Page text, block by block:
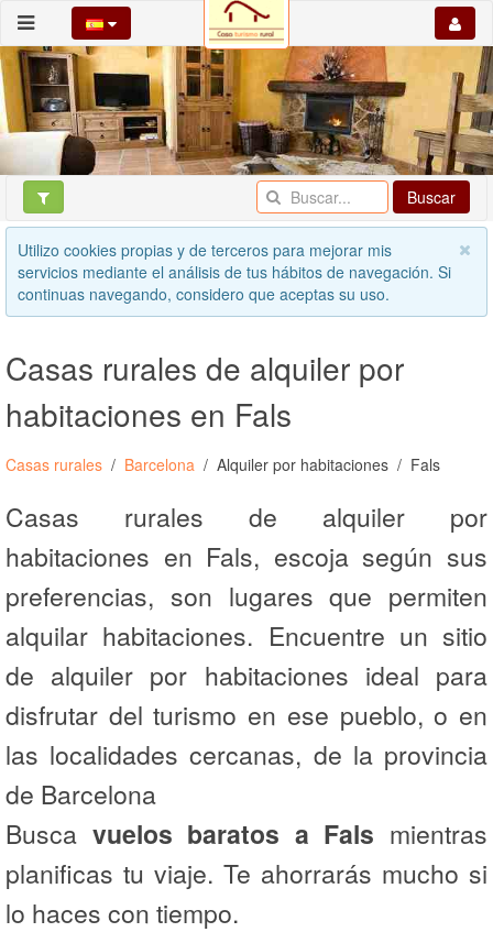
Buscar
Utilizo cookies propias y de terceros para mejorar mis
servicios mediante el análisis de tus hábitos de navegación. Si
continuas navegando, considero que aceptas su uso.
Casas rurales de alquiler por
habitaciones en Fals
Casas rurales Barcelona Alquiler por habitaciones Fals
Casas rurales de alquiler por
habitaciones en Fals, escoja según sus
preferencias, son lugares que permiten
alquilar habitaciones. Encuentre un sitio
de alquiler por habitaciones ideal para
disfrutar del turismo en ese pueblo, o en
las localidades cercanas, de la provincia
de Barcelona
Busca vuelos baratos a Fals mientras
planificas tu viaje. Te ahorrarás mucho si
lo haces con tiempo.